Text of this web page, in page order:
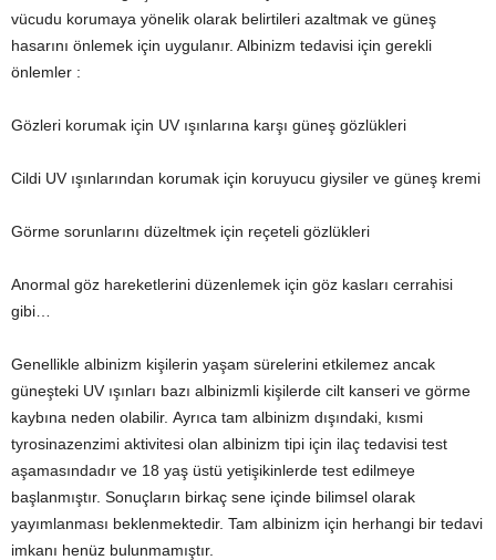
vücudu korumaya yönelik olarak belirtileri azaltmak ve güneş
hasarını önlemek için uygulanır. Albinizm tedavisi için gerekli
önlemler :
Gözleri korumak için UV ışınlarına karşı güneş gözlükleri
Cildi UV ışınlarından korumak için koruyucu giysiler ve güneş kremi
Görme sorunlarını düzeltmek için reçeteli gözlükleri
Anormal göz hareketlerini düzenlemek için göz kasları cerrahisi
gibi…
Genellikle albinizm kişilerin yaşam sürelerini etkilemez ancak
güneşteki UV ışınları bazı albinizmli kişilerde cilt kanseri ve görme
kaybına neden olabilir. Ayrıca tam albinizm dışındaki, kısmi
tyrosinazenzimi aktivitesi olan albinizm tipi için ilaç tedavisi test
aşamasındadır ve 18 yaş üstü yetişikinlerde test edilmeye
başlanmıştır. Sonuçların birkaç sene içinde bilimsel olarak
yayımlanması beklenmektedir. Tam albinizm için herhangi bir tedavi
imkanı henüz bulunmamıştır.